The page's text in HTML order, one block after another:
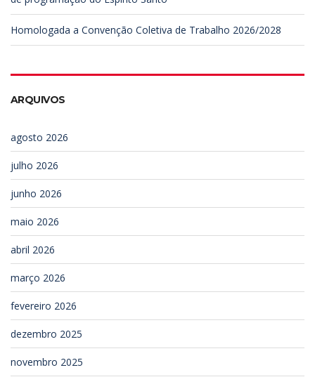
Homologada a Convenção Coletiva de Trabalho 2026/2028
ARQUIVOS
agosto 2026
julho 2026
junho 2026
maio 2026
abril 2026
março 2026
fevereiro 2026
dezembro 2025
novembro 2025